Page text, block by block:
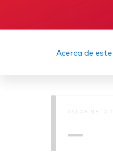
Acerca de
VALOR NETO
—